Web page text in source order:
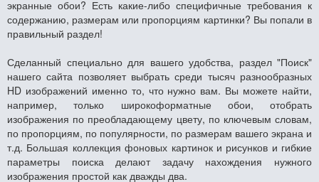
экранные обои? Есть какие-либо специфичные требования к
содержанию, размерам или пропорциям картинки? Вы попали в
правильный раздел!
Сделанный специально для вашего удобства, раздел "Поиск"
нашего сайта позволяет выбрать среди тысяч разнообразных
HD изображений именно то, что нужно вам. Вы можете найти,
например, только широкоформатные обои, отобрать
изображения по преобладающему цвету, по ключевым словам,
по пропорциям, по популярности, по размерам вашего экрана и
т.д. Большая коллекция фоновых картинок и рисунков и гибкие
параметры поиска делают задачу нахождения нужного
изображения простой как дважды два.